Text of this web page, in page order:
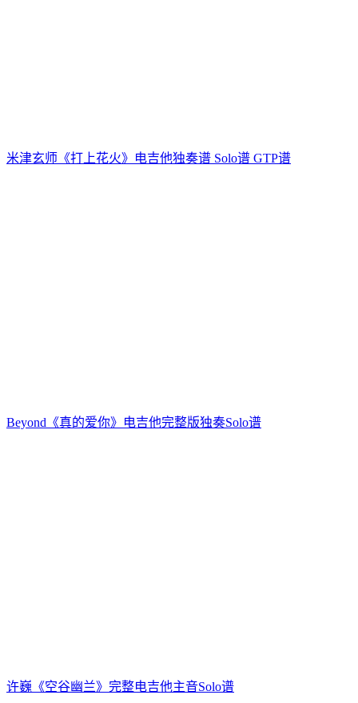
米津玄师《打上花火》电吉他独奏谱 Solo谱 GTP谱
Beyond《真的爱你》电吉他完整版独奏Solo谱
许巍《空谷幽兰》完整电吉他主音Solo谱